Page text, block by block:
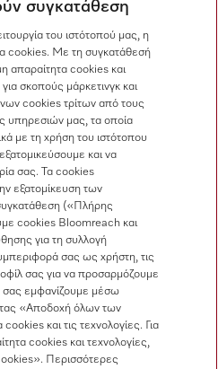
συγκατάθεση
του ιστότοπού μας, η
cookies. Με τη συγκατάθεσή
απαραίτητα cookies και
σκοπούς μάρκετινγκ και
cookies τρίτων από τους
υπηρεσιών μας, τα οποία
με τη χρήση του ιστότοπου
και να
σας. Τα cookies
εξατομίκευση των
(«Πλήρης
cookies Bloomreach και
για τη συλλογή
σας ως χρήστη, τις
σας για να προσαρμόζουμε
σας εμφανίζουμε μέσω
«Αποδοχή όλων των
και τις τεχνολογίες. Για
cookies και τεχνολογίες,
Περισσότερες